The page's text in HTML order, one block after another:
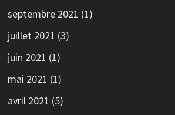
septembre 2021 (1)
juillet 2021 (3)
juin 2021 (1)
mai 2021 (1)
avril 2021 (5)